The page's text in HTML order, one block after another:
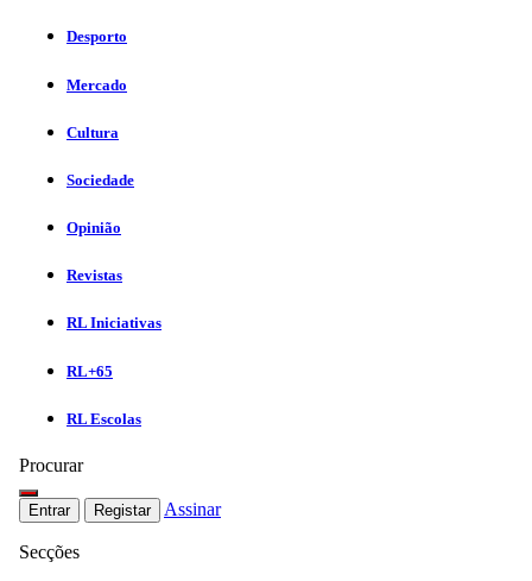
Desporto
Mercado
Cultura
Sociedade
Opinião
Revistas
RL Iniciativas
RL+65
RL Escolas
Procurar
Entrar Registar Assinar
Secções